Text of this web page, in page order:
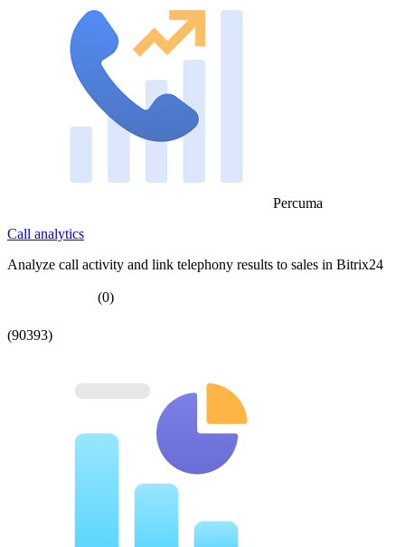
Percuma
Call analytics
Analyze call activity and link telephony results to sales in Bitrix24
(0)
(90393)